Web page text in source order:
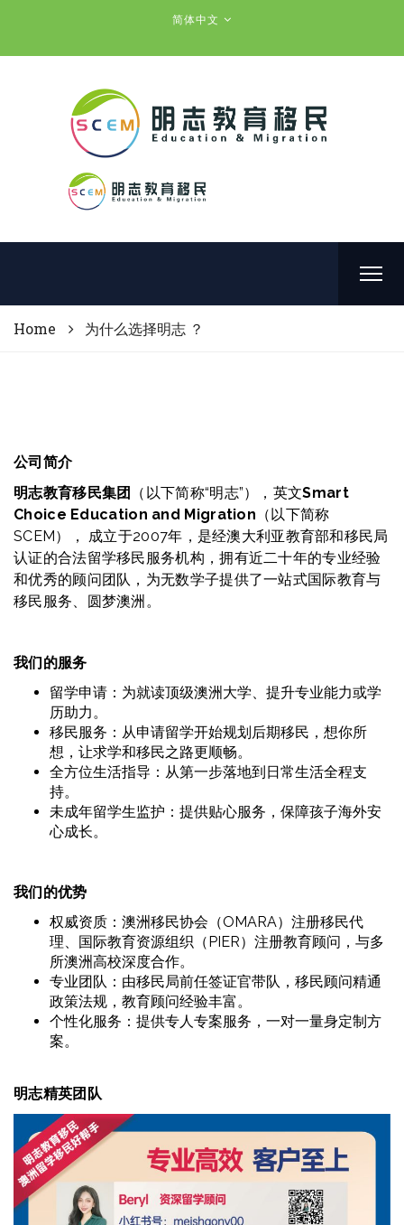
简体中文
Home 为什么选择明志 ？
公司简介
明志教育移民集团
（以下简称“明志”），英文Smart
Choice Education and Migration （以下简称
SCEM）， 成立于2007年，是经澳大利亚教育部和移民局
认证的合法留学移民服务机构，拥有近二十年的专业经验
和优秀的顾问团队，为无数学子提供了一站式国际教育与
移民服务、圆梦澳洲。
我们的服务
留学申请：为就读顶级澳洲大学、提升专业能力或学
历助力。
移民服务：从申请留学开始规划后期移民，想你所
想，让求学和移民之路更顺畅。
全方位生活指导：从第一步落地到日常生活全程支
持。
未成年留学生监护：提供贴心服务，保障孩子海外安
心成长。
我们的优势
权威资质：澳洲移民协会（OMARA）注册移民代
理、国际教育资源组织（PIER）注册教育顾问，与多
所澳洲高校深度合作。
专业团队：由移民局前任签证官带队，移民顾问精通
政策法规，教育顾问经验丰富。
个性化服务：提供专人专案服务，一对一量身定制方
案。
明志精英团队